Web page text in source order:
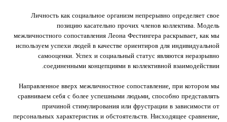
Личность как социальное организм непрерывно определяет свое
позицию касательно прочих членов коллектива. Модель
межличностного сопоставления Леона Фестингера раскрывает, как мы
используем успехи людей в качестве ориентиров для индивидуальной
самооценки. Успех и социальный статус являются неразрывно
соединенными концепциями в коллективной взаимодействии.
Направленное вверх межличностное сопоставление, при котором мы
сравниваем себя с более успешными людьми, способно представлять
причиной стимулирования или фрустрации в зависимости от
персональных характеристик и обстоятельств. Нисходящее сравнение,